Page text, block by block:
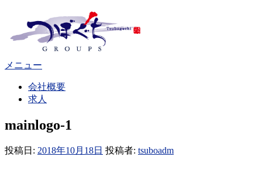
テ
へ
メニュー
会社概要
求人
mainlogo-1
投稿日: 2018年10月18日 投稿者: tsuboadm